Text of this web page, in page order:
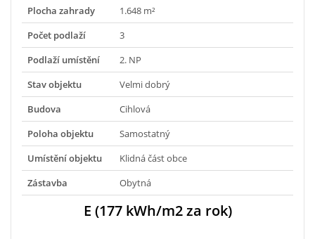
Plocha zahrady
1.648 m²
Počet podlaží
3
Podlaží umístění
2. NP
Stav objektu
Velmi dobrý
Budova
Cihlová
Poloha objektu
Samostatný
Umístění objektu
Klidná část obce
Zástavba
Obytná
E (177 kWh/m2 za rok)